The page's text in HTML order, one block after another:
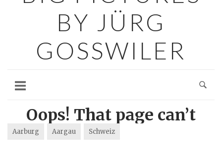
Aarburg Aargau Schweiz